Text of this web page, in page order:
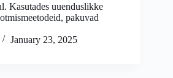
Kasutades uuenduslikke
pakuvad
January 23, 2025